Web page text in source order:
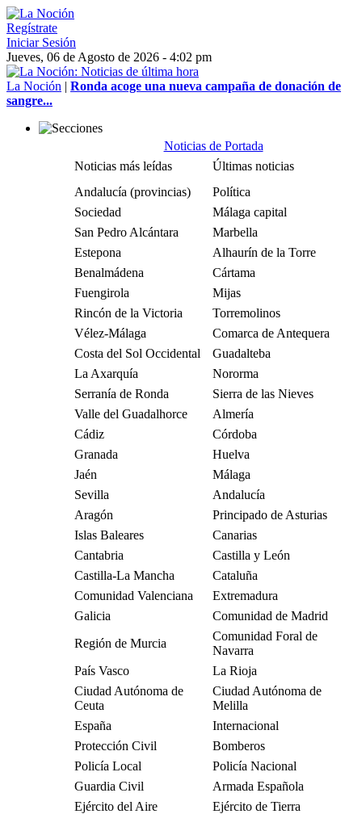
Regístrate
Iniciar Sesión
Jueves, 06 de Agosto de 2026 - 4:02 pm
La Noción | Ronda acoge una nueva campaña de donación de
sangre...
Noticias de Portada
Noticias más leídas
Últimas noticias
Andalucía (provincias)
Política
Sociedad
Málaga capital
San Pedro Alcántara
Marbella
Estepona
Alhaurín de la Torre
Benalmádena
Cártama
Fuengirola
Mijas
Rincón de la Victoria
Torremolinos
Vélez-Málaga
Comarca de Antequera
Costa del Sol Occidental
Guadalteba
La Axarquía
Nororma
Serranía de Ronda
Sierra de las Nieves
Valle del Guadalhorce
Almería
Cádiz
Córdoba
Granada
Huelva
Jaén
Málaga
Sevilla
Andalucía
Aragón
Principado de Asturias
Islas Baleares
Canarias
Cantabria
Castilla y León
Castilla-La Mancha
Cataluña
Comunidad Valenciana
Extremadura
Galicia
Comunidad de Madrid
Región de Murcia
Comunidad Foral de
Navarra
País Vasco
La Rioja
Ciudad Autónoma de
Ceuta
Ciudad Autónoma de
Melilla
España
Internacional
Protección Civil
Bomberos
Policía Local
Policía Nacional
Guardia Civil
Armada Española
Ejército del Aire
Ejército de Tierra